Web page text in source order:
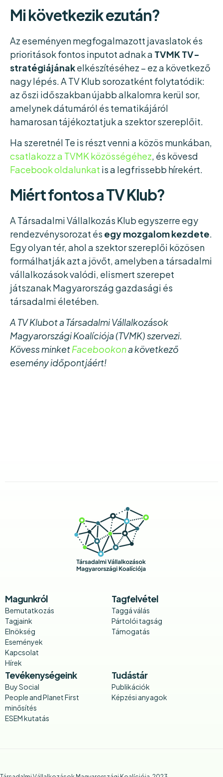
Mi következik ezután?
Az eseményen megfogalmazott javaslatok és
prioritások fontos inputot adnak a TVMK TV-
stratégiájánakelkészítéséhez – ez a következő
nagy lépés. A TV Klub sorozatként folytatódik:
az őszi időszakban újabb alkalomra kerül sor,
amelynek dátumáról és tematikájáról
hamarosan tájékoztatjuk a szektor szereplőit.
Ha szeretnél Te is részt venni a közös munkában,
csatlakozz a TVMK közösségéhez, és kövesd
Facebook oldalunkat is a legfrissebb hírekért.
Miért fontos a TV Klub?
A Társadalmi Vállalkozás Klub egyszerre egy
rendezvénysorozat és egy mozgalom kezdete.
Egy olyan tér, ahol a szektor szereplői közösen
formálhatják azt a jövőt, amelyben a társadalmi
vállalkozások valódi, elismert szerepet
játszanak Magyarország gazdasági és
társadalmi életében.
A TV Klubot a Társadalmi Vállalkozások
Magyarországi Koalíciója (TVMK) szervezi.
Kövess minketFacebookona következő
esemény időpontjáért!
Magunkról
Bemutatkozás
Tagjaink
Elnökség
Események
Kapcsolat
Hírek
Tagfelvétel
Taggá válás
Pártolói tagság
Támogatás
Tevékenységeink
Buy Social
People and Planet First
minősítés
ESEM kutatás
Tudástár
Publikációk
Képzési anyagok